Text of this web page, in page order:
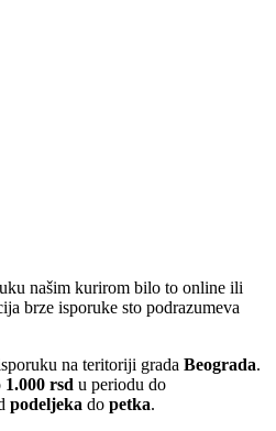
našim kurirom bilo to online ili
brze isporuke sto podrazumeva
na teritoriji grada Beograda.
1.000 rsd u periodu do
podeljeka do petka.